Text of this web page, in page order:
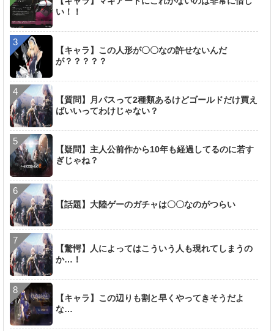
い！！
【キャラ】この人形が〇〇なの許せないんだ
が？？？？？
【質問】月パスって2種類あるけどゴールドだけ買え
ばいいってわけじゃない？
【疑問】主人公前作から10年も経過してるのに若す
ぎじゃね？
【話題】大陸ゲーのガチャは〇〇なのがつらい
【驚愕】人によってはこういう人も現れてしまうの
か…！
【キャラ】この辺りも割と早くやってきそうだよ
な…